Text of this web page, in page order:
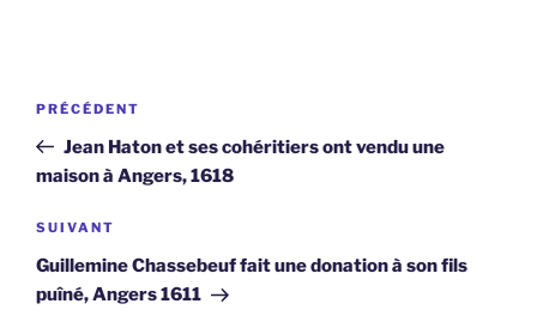
Navigation
l’article
Article
précédent
PRÉCÉDENT
Jean Haton et ses cohéritiers ont vendu une
maison à Angers, 1618
Article
suivant
SUIVANT
Guillemine Chassebeuf fait une donation à son fils
puîné, Angers 1611